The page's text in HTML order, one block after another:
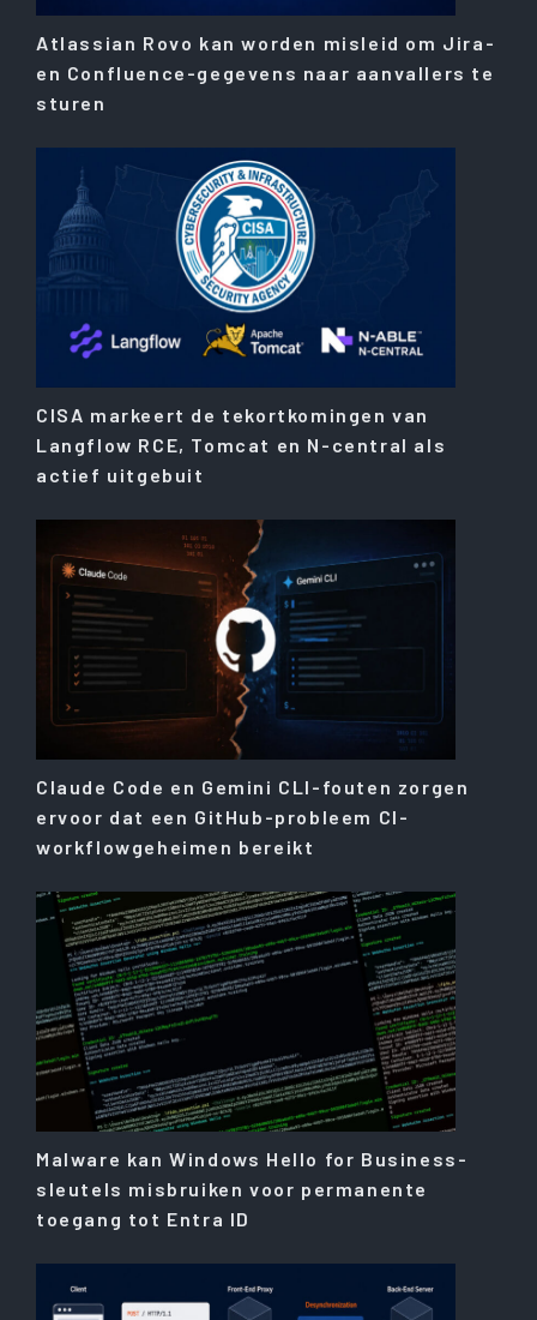
Atlassian Rovo kan worden misleid om Jira-
en Confluence-gegevens naar aanvallers te
sturen
CISA markeert de tekortkomingen van
Langflow RCE, Tomcat en N-central als
actief uitgebuit
Claude Code en Gemini CLI-fouten zorgen
ervoor dat een GitHub-probleem CI-
workflowgeheimen bereikt
Malware kan Windows Hello for Business-
sleutels misbruiken voor permanente
toegang tot Entra ID